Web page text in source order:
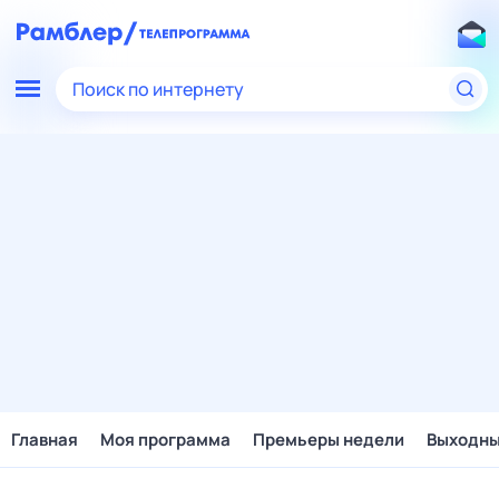
Поиск по интернету
Главная Моя программа Премьеры недели